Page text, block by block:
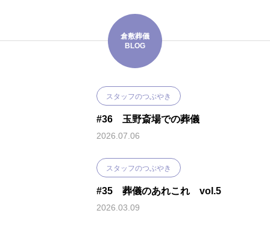
倉敷葬儀
BLOG
スタッフのつぶやき
#36 玉野斎場での葬儀
2026.07.06
スタッフのつぶやき
#35 葬儀のあれこれ vol.5
2026.03.09